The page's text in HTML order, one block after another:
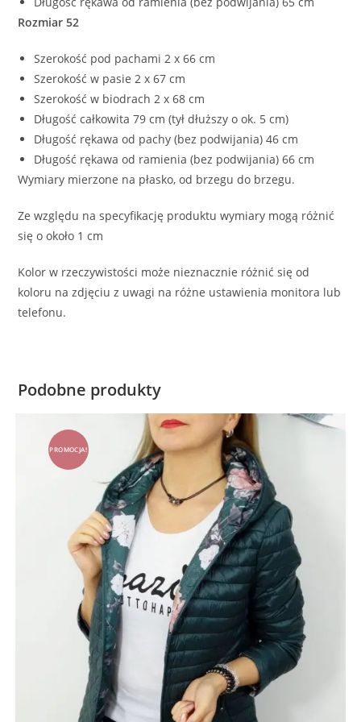
Rozmiar 52
Szerokość pod pachami 2 x 66 cm
Szerokość w pasie 2 x 67 cm
Szerokość w biodrach 2 x 68 cm
Długość całkowita 79 cm (tył dłuższy o ok. 5 cm)
Długość rękawa od pachy (bez podwijania) 46 cm
Długość rękawa od ramienia (bez podwijania) 66 cm
Wymiary mierzone na płasko, od brzegu do brzegu.
Ze względu na specyfikację produktu wymiary mogą różnić
się o około 1 cm
Kolor w rzeczywistości może nieznacznie różnić się od
koloru na zdjęciu z uwagi na różne ustawienia monitora lub
telefonu.
Podobne produkty
PROMOCJA!